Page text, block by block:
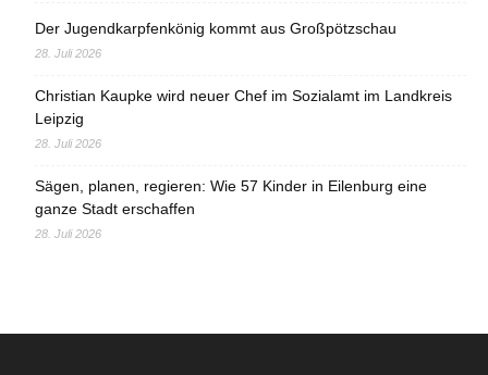
Der Jugendkarpfenkönig kommt aus Großpötzschau
28. Juli 2026
Christian Kaupke wird neuer Chef im Sozialamt im Landkreis
Leipzig
28. Juli 2026
Sägen, planen, regieren: Wie 57 Kinder in Eilenburg eine
ganze Stadt erschaffen
28. Juli 2026